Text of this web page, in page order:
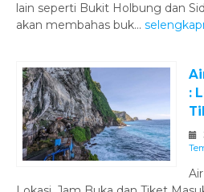
lain seperti Bukit Holbung dan
akan membahas buk...
: